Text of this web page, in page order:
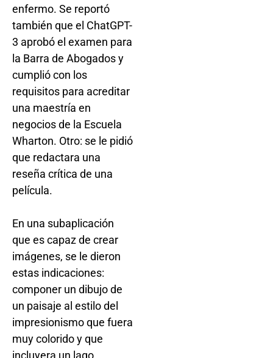
enfermo. Se reportó
también que el ChatGPT-
3 aprobó el examen para
la Barra de Abogados y
cumplió con los
requisitos para acreditar
una maestría en
negocios de la Escuela
Wharton. Otro: se le pidió
que redactara una
reseña crítica de una
película.
En una subaplicación
que es capaz de crear
imágenes, se le dieron
estas indicaciones:
componer un dibujo de
un paisaje al estilo del
impresionismo que fuera
muy colorido y que
incluyera un lago,